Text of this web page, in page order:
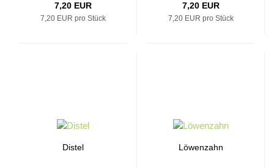
7,20 EUR
7,20 EUR pro Stück
7,20 EUR
7,20 EUR pro Stück
Distel Löwenzahn